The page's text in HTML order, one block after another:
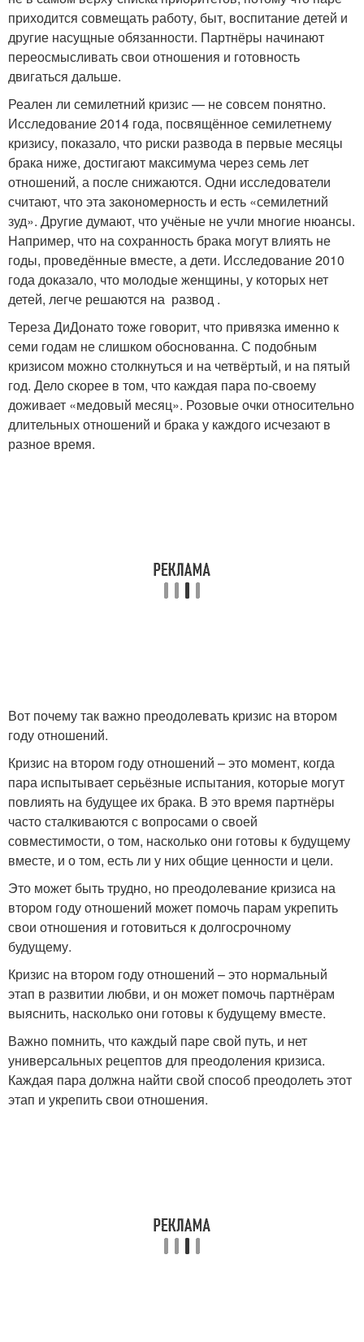
приходится совмещать работу, быт, воспитание детей и
другие насущные обязанности. Партнёры начинают
переосмысливать свои отношения и готовность
двигаться дальше.
Реален ли семилетний кризис — не совсем понятно.
Исследование 2014 года, посвящённое семилетнему
кризису, показало, что риски развода в первые месяцы
брака ниже, достигают максимума через семь лет
отношений, а после снижаются. Одни исследователи
считают, что эта закономерность и есть «семилетний
зуд». Другие думают, что учёные не учли многие нюансы.
Например, что на сохранность брака могут влиять не
годы, проведённые вместе, а дети. Исследование 2010
года доказало, что молодые женщины, у которых нет
детей, легче решаются на развод .
Тереза ​​ДиДонато тоже говорит, что привязка именно к
семи годам не слишком обоснованна. С подобным
кризисом можно столкнуться и на четвёртый, и на пятый
год. Дело скорее в том, что каждая пара по-своему
доживает «медовый месяц». Розовые очки относительно
длительных отношений и брака у каждого исчезают в
разное время.
Вот почему так важно преодолевать кризис на втором
году отношений.
Кризис на втором году отношений – это момент, когда
пара испытывает серьёзные испытания, которые могут
повлиять на будущее их брака. В это время партнёры
часто сталкиваются с вопросами о своей
совместимости, о том, насколько они готовы к будущему
вместе, и о том, есть ли у них общие ценности и цели.
Это может быть трудно, но преодолевание кризиса на
втором году отношений может помочь парам укрепить
свои отношения и готовиться к долгосрочному
будущему.
Кризис на втором году отношений – это нормальный
этап в развитии любви, и он может помочь партнёрам
выяснить, насколько они готовы к будущему вместе.
Важно помнить, что каждый паре свой путь, и нет
универсальных рецептов для преодоления кризиса.
Каждая пара должна найти свой способ преодолеть этот
этап и укрепить свои отношения.